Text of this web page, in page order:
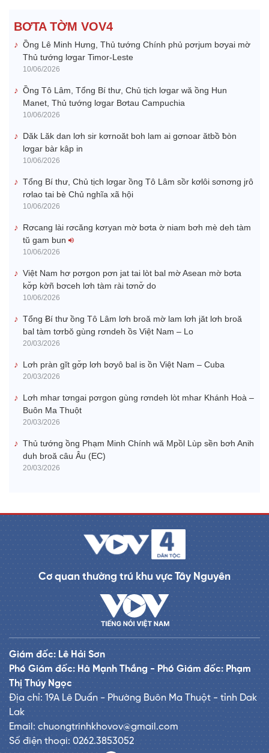
BƠTA TỜM VOV4
Ồng Lê Minh Hưng, Thủ tướng Chính phủ pơrjum bơyai mờ
Thủ tướng lơgar Timor-Leste
10/06/2026
Ồng Tô Lâm, Tổng Bí thư, Chủ tịch lơgar wă ồng Hun
Manet, Thủ tướng lơgar Bơtau Campuchia
10/06/2026
Dăk Lăk dan lơh sir kơrnoăt boh lam ai gơnoar ătbồ ƀòn
lơgar bàr kâp in
10/06/2026
Tổng Bí thư, Chủ tịch lơgar ồng Tô Lâm sồr kơlôi sơnơng jrô
rơlao tai bè Chủ nghĩa xã hội
10/06/2026
Rơcang lài rơcăng kơryan mờ bơta ờ niam bơh mè deh tàm
tŭ gam bun
10/06/2026
Việt Nam hơ pơrgon pơn jat tai lòt bal mờ Asean mờ bơta
kơ̆p kờñ bơceh lơh tàm rài tơnơ̆ do
10/06/2026
Tổng Ƀí thư ồng Tô Lâm lơh broă mờ lam lơh jăt lơh broă
bal tàm tơrbŏ gùng rơndeh ồs Việt Nam – Lo
20/03/2026
Lơh pràn gĭt gơ̆p lơh bơyô bal is ồn Việt Nam – Cuba
20/03/2026
Lơh mhar tơngai pơrgon gùng rơndeh lòt mhar Khánh Hoà –
Buôn Ma Thuột
20/03/2026
Thủ tướng ồng Phạm Minh Chính wă Mpồl Lùp sền bơh Anih
duh broă câu Âu (EC)
20/03/2026
Cơ quan thường trú khu vực Tây Nguyên
Giám đốc: Lê Hải Sơn
Phó Giám đốc: Hà Mạnh Thắng - Phó Giám đốc: Phạm
Thị Thúy Ngọc
Địa chỉ: 19A Lê Duẩn - Phường Buôn Ma Thuột - tỉnh Dak
Lak
Email: chuongtrinhkhovov@gmail.com
Số điện thoại: 0262.3853052